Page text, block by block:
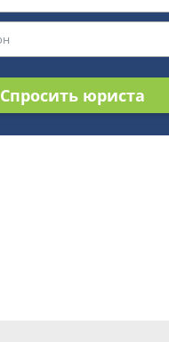
Спросить юриста